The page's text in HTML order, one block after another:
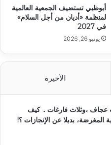
أبوظبي تستضيف الجمعية العالمية
لمنظمة «أديان من أجل السلام»
في 2027
يونيو 26, 2026
الأخيرة
،وثلاث فارغات .. كيف
المغرضة، بديلا عن الإنجازات ؟!